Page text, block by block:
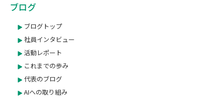
ブログ
ブログトップ
社員インタビュー
活動レポート
これまでの歩み
代表のブログ
AIへの取り組み